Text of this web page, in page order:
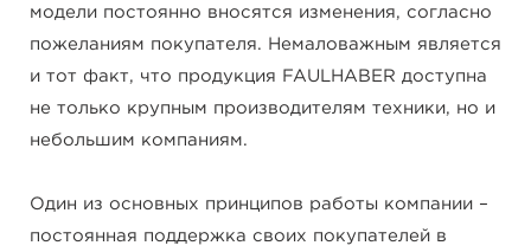
модели постоянно вносятся изменения, согласно
пожеланиям покупателя. Немаловажным является
и тот факт, что продукция FAULHABER доступна
не только крупным производителям техники, но и
небольшим компаниям.
Один из основных принципов работы компании –
постоянная поддержка своих покупателей в